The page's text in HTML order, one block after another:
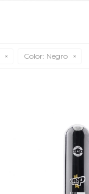
Color: Negro